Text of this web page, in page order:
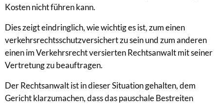
Kosten nicht führen kann.
Dies zeigt eindringlich, wie wichtig es ist, zum einen
verkehrsrechtsschutzversichert zu sein und zum anderen
einen im Verkehrsrecht versierten Rechtsanwalt mit seiner
Vertretung zu beauftragen.
Der Rechtsanwalt ist in dieser Situation gehalten, dem
Gericht klarzumachen, dass das pauschale Bestreiten